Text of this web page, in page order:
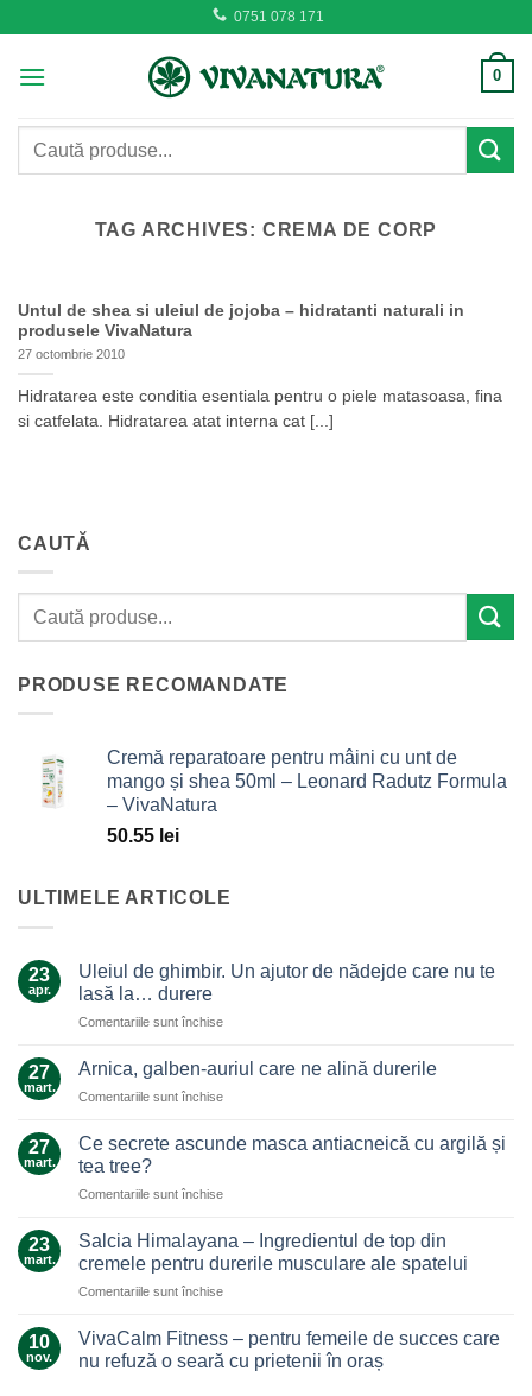
content
0751 078 171
0
Caută
TAG ARCHIVES: CREMA DE CORP
Untul de shea si uleiul de jojoba – hidratanti naturali in
produsele VivaNatura
27 octombrie 2010
Hidratarea este conditia esentiala pentru o piele matasoasa, fina
si catfelata. Hidratarea atat interna cat [...]
CAUTĂ
PRODUSE RECOMANDATE
Cremă reparatoare pentru mâini cu unt de
mango și shea 50ml – Leonard Radutz Formula
– VivaNatura
50.55 lei
ULTIMELE ARTICOLE
23
apr.
Uleiul de ghimbir. Un ajutor de nădejde care nu te
lasă la… durere
Comentariile sunt închisepentru
de
Un
de
nu
lasă
la…
27
mart.
Arnica, galben-auriul care ne alină durerile
Comentariile sunt închisepentru
galben-
ne
durerile
27
mart.
Ce secrete ascunde masca antiacneică cu argilă și
tea tree?
Comentariile sunt închisepentru
secrete
ascunde
masca
antiacneică
argilă
23
mart.
Salcia Himalayana – Ingredientul de top din
cremele pentru durerile musculare ale spatelui
Comentariile sunt închisepentru
Himalayana
Ingredientul
10
nov.
VivaCalm Fitness – pentru femeile de succes care
nu refuză o seară cu prietenii în oraș